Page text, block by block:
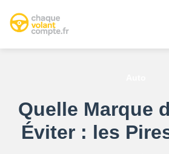
Quelle Marque
Éviter : les